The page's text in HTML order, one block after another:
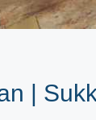
|